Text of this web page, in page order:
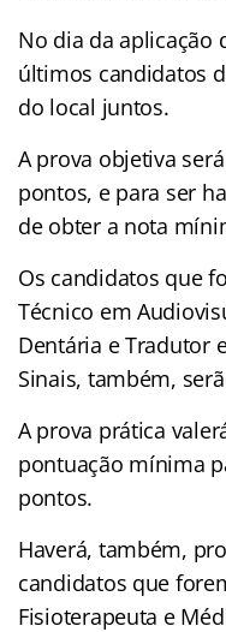
No dia da aplicação
últimos candidatos
do local juntos.
A prova objetiva
pontos, e para ser
de obter a nota
Os candidatos que
Técnico em
Dentária e Tradutor
Sinais, também,
A prova prática
pontuação mínima
pontos.
Haverá, também,
candidatos que
Fisioterapeuta e